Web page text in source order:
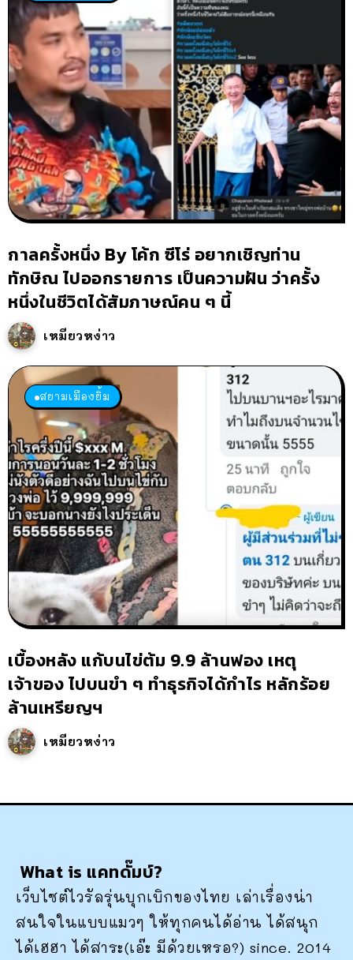
กาลครั้งหนึ่ง By โค้ก ซีโร่ อยากเชิญท่าน
ทักษิณ ไปออกรายการ เป็นความฝัน ว่าครั้ง
หนึ่งในชีวิตได้สัมภาษณ์คน ๆ นี้
เหมียวหง่าว
สยามเมืองยิ้ม
เบื้องหลัง แก้บนไข่ต้ม 9.9 ล้านฟอง เหตุ
เจ้าของ ไปบนขำ ๆ ทำธุรกิจได้กำไร หลักร้อย
ล้านเหรียญฯ
เหมียวหง่าว
What is แคทดั๊มบ์?
เว็บไซต์ไวรัลรุ่นบุกเบิกของไทย เล่าเรื่องน่า
สนใจในแบบแมวๆ ให้ทุกคนได้อ่าน ได้สนุก
ได้เฮฮา ได้สาระ(เอ๊ะ มีด้วยเหรอ?) since. 2014